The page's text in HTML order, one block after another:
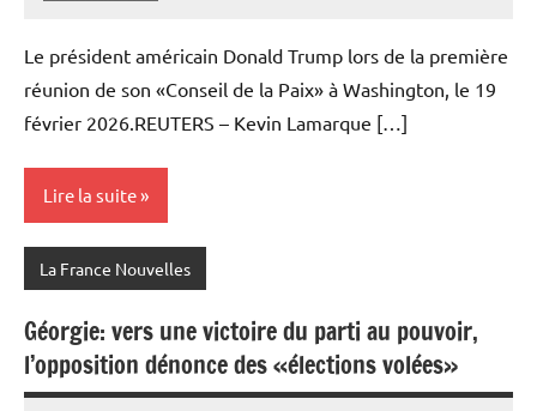
Admins
Le président américain Donald Trump lors de la première
réunion de son «Conseil de la Paix» à Washington, le 19
février 2026.REUTERS – Kevin Lamarque […]
Lire la suite
La France Nouvelles
Géorgie: vers une victoire du parti au pouvoir,
l’opposition dénonce des «élections volées»